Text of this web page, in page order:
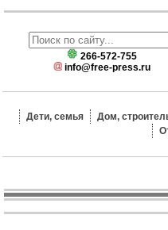
266-572-755
info@free-press.ru
Дети, семья Дом,